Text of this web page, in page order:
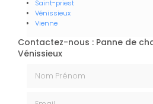
Saint-priest
Vénissieux
Vienne
Contactez-nous : Panne de
Vénissieux